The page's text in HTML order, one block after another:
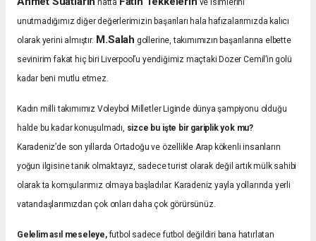
hatta
ve isimlerini
unutmadığımız diğer değerlerimizin başarıları hala hafızalarımızda kalıcı
olarak yerini almıştır. M.Salah gollerine, takımımızın başarılarına elbette
sevinirim fakat hiç biri Liverpool’u yendiğimiz maçtaki Dozer Cemil’in golü
kadar beni mutlu etmez.
Kadın milli takımımız Voleybol Milletler Liginde dünya şampiyonu olduğu
halde bu kadar konuşulmadı, sizce bu işte bir gariplik yok mu?
Karadeniz’de son yıllarda Ortadoğu ve özellikle Arap kökenli insanların
yoğun ilgisine tanık olmaktayız, sadece turist olarak değil artık mülk sahibi
olarak ta komşularımız olmaya başladılar. Karadeniz yayla yollarında yerli
vatandaşlarımızdan çok onları daha çok görürsünüz.
Gelelim asıl meseleye,futbol sadece futbol değildiri bana hatırlatan